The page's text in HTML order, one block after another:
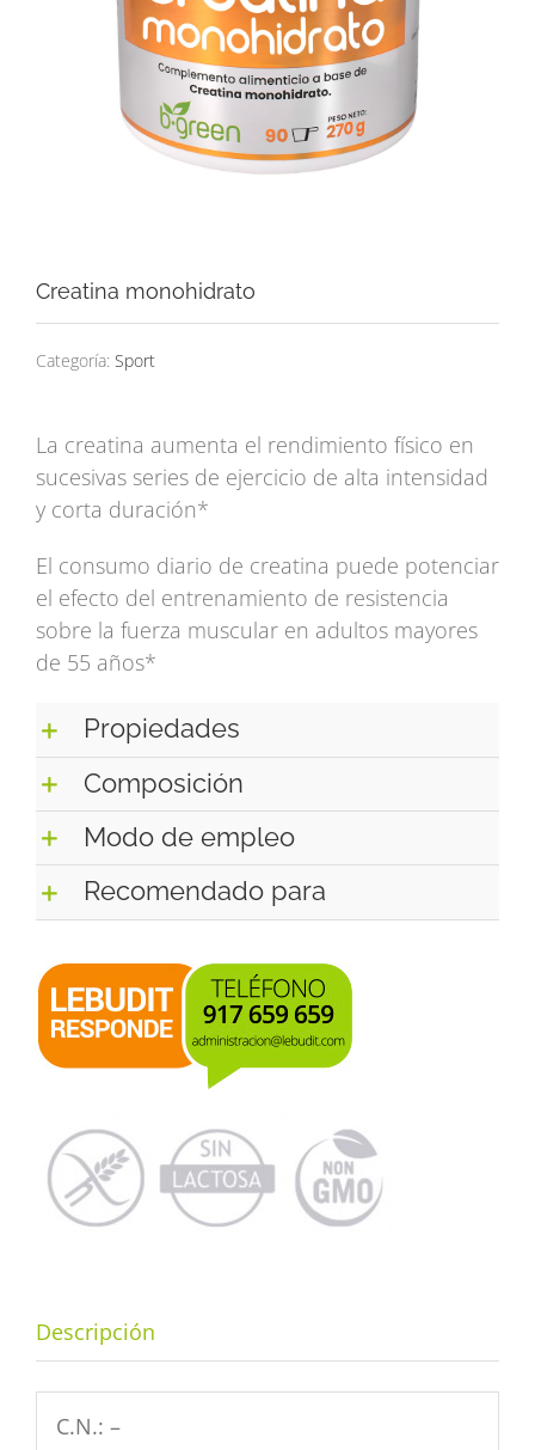
Creatina monohidrato
Categoría: Sport
La creatina aumenta el rendimiento físico en
sucesivas series de ejercicio de alta intensidad
y corta duración*
El consumo diario de creatina puede potenciar
el efecto del entrenamiento de resistencia
sobre la fuerza muscular en adultos mayores
de 55 años*
Propiedades
Composición
Modo de empleo
Recomendado para
Descripción
C.N.: –